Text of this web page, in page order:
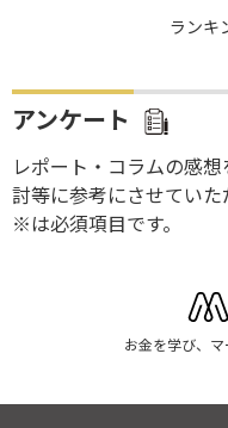
ランキ
アンケート
レポート・コラムの感
討等に参考にさせていた
※は必須項目です。
お金を学び、